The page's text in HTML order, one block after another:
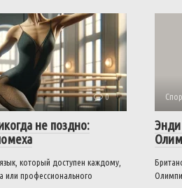
0
не поздно:
который доступен каждому,
или профессионального